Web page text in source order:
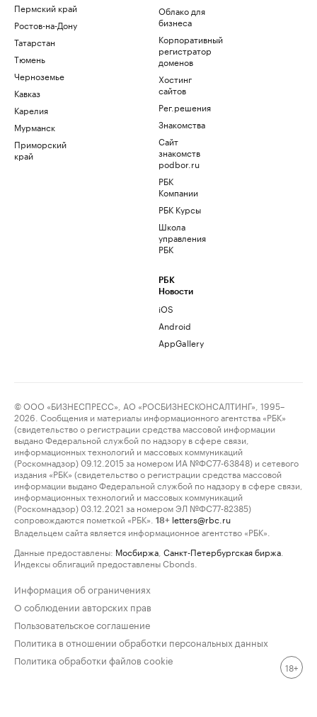
Пермский край
Ростов-на-Дону
Татарстан
Тюмень
Черноземье
Кавказ
Карелия
Мурманск
Приморский
край
Облако для
бизнеса
Корпоративный
регистратор
доменов
Хостинг
сайтов
Рег.решения
Знакомства
Сайт
знакомств
podbor.ru
РБК
Компании
РБК Курсы
Школа
управления
РБК
РБК
Новости
iOS
Android
AppGallery
© ООО «БИЗНЕСПРЕСС», АО «РОСБИЗНЕСКОНСАЛТИНГ», 1995–
2026. Сообщения и материалы информационного агентства «РБК»
(свидетельство о регистрации средства массовой информации
выдано Федеральной службой по надзору в сфере связи,
информационных технологий и массовых коммуникаций
(Роскомнадзор) 09.12.2015 за номером ИА №ФС77-63848) и сетевого
издания «РБК» (свидетельство о регистрации средства массовой
информации выдано Федеральной службой по надзору в сфере связи,
информационных технологий и массовых коммуникаций
(Роскомнадзор) 03.12.2021 за номером ЭЛ №ФС77-82385)
сопровождаются пометкой «РБК».
18+ letters@rbc.ru
Владельцем сайта является информационное агентство «РБК».
Данные предоставлены: Мосбиржа Санкт-Петербургская биржа
Индексы облигаций предоставлены Cbonds.
Информация об ограничениях
О соблюдении авторских прав
Пользовательское соглашение
Политика в отношении обработки персональных данных
Политика обработки файлов cookie
18+